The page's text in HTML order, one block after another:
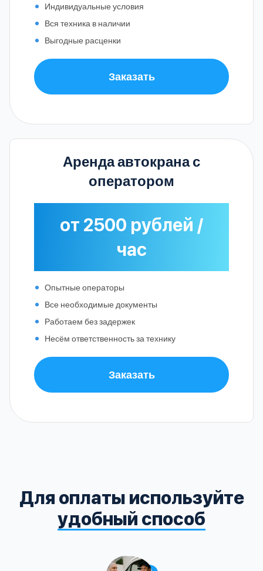
Индивидуальные условия
Вся техника в наличии
Выгодные расценки
Заказать
Аренда автокрана с
оператором
от 2500 рублей /
час
Опытные операторы
Все необходимые документы
Работаем без задержек
Несём ответственность за технику
Заказать
Для оплаты используйте
удобный способ